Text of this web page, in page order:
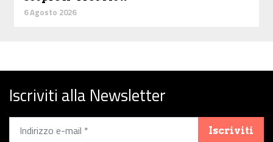
6 Agosto 2026
Iscriviti alla Newsletter
Iscriviti